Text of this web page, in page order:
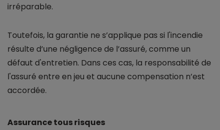
irréparable.
Toutefois, la garantie ne s’applique pas si l'incendie
résulte d’une négligence de l’assuré, comme un
défaut d'entretien. Dans ces cas, la responsabilité de
l'assuré entre en jeu et aucune compensation n’est
accordée.
Assurance tous risques